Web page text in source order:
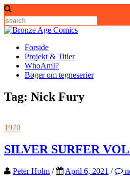
Skip
to
content
Forside
Projekt & Titler
WhoAmI?
Bøger om tegneserier
Tag: Nick Fury
1970
SILVER SURFER
Peter Holm / April 6, 2021 /